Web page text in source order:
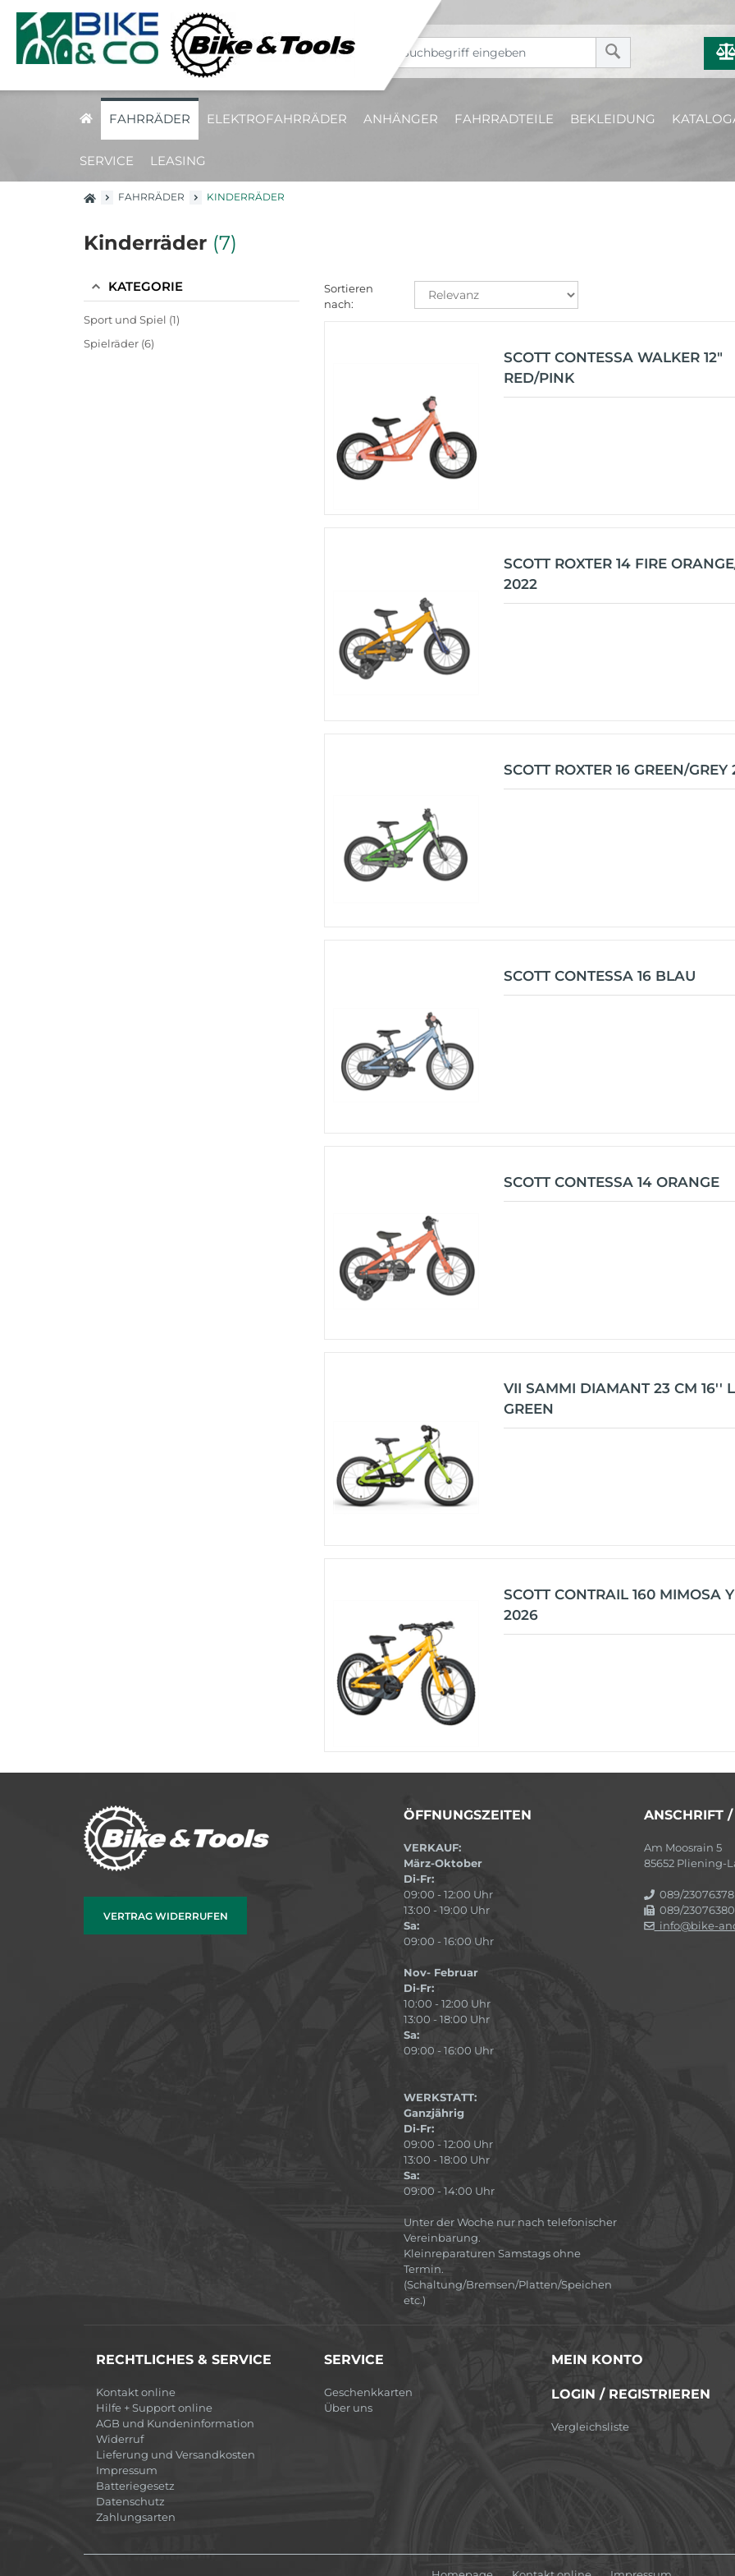
FAHRRÄDER ELEKTROFAHRRÄDER ANHÄNGER FAHRRADTEILE BEKLEIDUNG
SERVICE LEASING
FAHRRÄDER KINDERRÄDER
Kinderräder (7)
KATEGORIE
Sport und Spiel (1)
Spielräder (6)
Sortieren
nach:
SCOTT CONTESSA WALKER 12"
RED/PINK
SCOTT ROXTER 14 FIRE
2022
SCOTT ROXTER 16 GREEN/
SCOTT CONTESSA 16 BLAU
SCOTT CONTESSA 14 ORANGE
VII SAMMI DIAMANT 23 CM 16''
GREEN
SCOTT CONTRAIL 160 MIMOSA
2026
VERTRAG WIDERRUFEN
ÖFFNUNGSZEITEN
VERKAUF:
März-Oktober
Di-Fr:
09:00 - 12:00 Uhr
13:00 - 19:00 Uhr
Sa:
09:00 - 16:00 Uhr
Nov- Februar
Di-Fr:
10:00 - 12:00 Uhr
13:00 - 18:00 Uhr
Sa:
09:00 - 16:00 Uhr
WERKSTATT:
Ganzjährig
Di-Fr:
09:00 - 12:00 Uhr
13:00 - 18:00 Uhr
Sa:
09:00 - 14:00 Uhr
Unter der Woche nur nach telefonischer
Vereinbarung.
Kleinreparaturen Samstags ohne
Termin.
(Schaltung/Bremsen/Platten/Speichen
etc.)
ANSCHRIFT
Am Moosrain 5
85652 Pliening-
089/23076378
089/23076380
info@bike-
RECHTLICHES & SERVICE
Kontakt online
Hilfe + Support online
AGB und Kundeninformation
Widerruf
Lieferung und Versandkosten
Impressum
Batteriegesetz
Datenschutz
Zahlungsarten
SERVICE
Geschenkkarten
Über uns
MEIN KONTO
LOGIN / REGISTRIEREN
Vergleichsliste